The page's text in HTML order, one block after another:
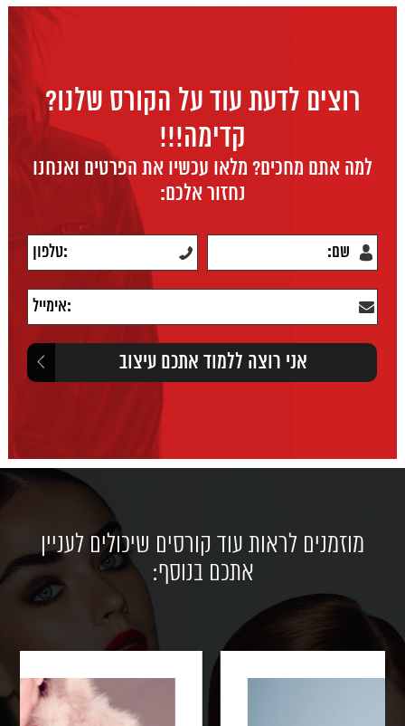
רוצים לדעת עוד על הקורס שלנו?
קדימה!!!
למה אתם מחכים? מלאו עכשיו את הפרטים ואנחנו
נחזור אלכם:
מוזמנים לראות עוד קורסים שיכולים לעניין
אתכם בנוסף: